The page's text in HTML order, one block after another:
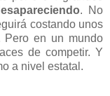
. No
costando unos
Pero en un mundo
de competir. Y
a nivel estatal.